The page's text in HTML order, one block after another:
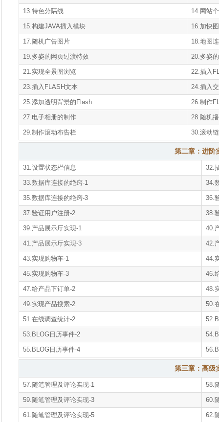
13.特色分隔线 14.网站
15.构建JAVA插入模块 16.加快
17.随机广告图片 18.地图
19.多姿的网页过渡特效 20.多姿
21.实现全景图浏览 22.插入
23.插入FLASH文本 24.插入
25.添加透明背景的Flash 26.制作
27.电子相册的制作 28.随机
29.制作滚动布告栏 30.滚动
第二章：进阶
31.设置状态栏信息 32.
33.数据库连接的绝窍-1 34.
35.数据库连接的绝窍-3 36.
37.验证用户注册-2 38.
39.产品展示厅实现-1 40.
41.产品展示厅实现-3 42.
43.实现购物车-1 44.
45.实现购物车-3 46.
47.给产品下订单-2 48.
49.实现产品搜索-2 50.
51.在线调查统计-2
53.BLOG日历事件-2
55.BLOG日历事件-4
第三章：高级
57.随笔管理及评论实现-1 58.
59.随笔管理及评论实现-3 60.
61.随笔管理及评论实现-5 62.